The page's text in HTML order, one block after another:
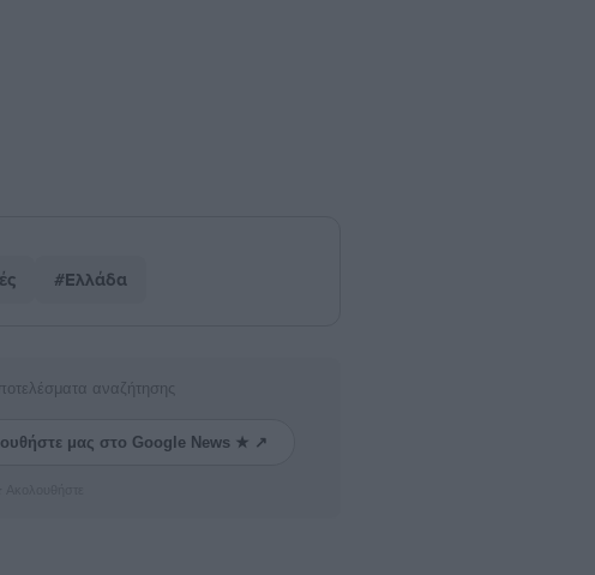
#Ελλάδα
αναζήτησης
μας στο Google News ★ ↗